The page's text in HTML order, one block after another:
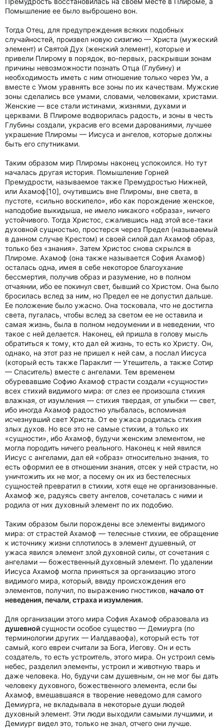
Помышление ее было выброшено вон.
Тогда Отец, для предупреждения всяких подобных
случайностей, произвел новую сизигию — Христа (мужеский
элемент) и Святой Дух (женский элемент), которые и
привели Плирому в порядок, во-первых, раскрывши зонам
причины невозможности познать Отца (Глубину) и
необходимость иметь с ним отношение только через Ум, а
вместе с Умом уравнять все зоны по их качествам. Мужские
зоны сделались все умами, словами, человеками, христами.
Женские — все стали истинами, жизнями, духами и
церквами. В Плироме водворилась радость, и зоны в честь
Глубины создали, украсив его всеми дарованиями, лучшее
украшение Плиромы — Иисуса и ангелов, которые должны
быть его спутниками.
Таким образом мир Плиромы наконец успокоился. Но тут
началась другая история. Помышление Горней
Премудрости, называемое также Премудростью Нижней,
или Ахамоф[10], очутившись вне Плиромы, вне света, в
пустоте, «сильно воскипело», ибо как порождение женское,
наподобие выкидыша, не имело никакого «образа», ничего
устойчивого. Тогда Христос, сжалившись над этой все-таки
духовной сущностью, простерся через Предел (называемый
в данном случае Крестом) и своей силой дал Ахамоф образ,
только без «знания». Затем Христос снова скрылся в
Плироме. Ахамоф (она также называется София Ахамоф)
осталась одна, имея в себе некоторое благоухание
бессмертия, получив образ и разумение, но в полном
отчаянии, ибо ее покинул свет, бывший со Христом. Она было
бросилась вслед за ним, но Предел ее не допустил дальше.
Ее положение было ужасно. Она тосковала, что не достигла
света, пугалась, чтобы вслед за светом ее не оставила и
самая жизнь, была в полном недоумении и в неведении, что
такое с ней делается. Наконец, ей пришла в голову мысль
обратиться к тому, кто дал ей жизнь, то есть ко Христу. Он,
однако, на этот раз не пришел к ней сам, а послал Иисуса
(который есть также Параклит — Утешитель, а также Сотир
— Спаситель) вместе с ангелами. Тем временем
обуревавшие Софию Ахамоф страсти создали «сущности»
всех стихий видимого мира: от слез ее произошла стихия
влажная, от изумления — стихия твердая, от улыбки — свет,
ибо иногда Ахамоф радостно улыбалась, вспоминая
исчезнувший свет Христа. От ее ужаса родилась стихия
злых духов. Но все это не самые стихии, а только их
«сущности», ибо Ахамоф, будучи женским элементом, не
могла породить ничего реального. Наконец к ней явился
Иисус с ангелами, дал ей «образ» относительно знания, то
есть оформил ее в отношении знания, отсек у ней страсти, но
уничтожить их не мог, а посему он их из бестелесных
сущностей превратил в стихии, хотя еще не организованные.
Ахамоф же, радуясь свету ангелов, сочеталась с ними и
родила от них духовный элемент по их подобию.
Таким образом были порождены все элементы видимого
мира: от страстей Ахамоф — телесные стихии, ее обращение
к источнику жизни сплотилось в элемент душевный, от
ужаса явился элемент злой духовной силы, от сочетания с
ангелами — божественный духовный элемент. По удалении
Иисуса Ахамоф могла приняться за организацию этого
видимого мира, который, ввиду происхождения его
элементов, получил, по выражению гностиков, начало от
неведения, печали, страха и изумления.
Для организации этого мира София Ахамоф образовала из
душевнойсущности особое существо — Демиурга (по
терминологии других — Иалдаваофа), который есть тот
самый, кого евреи считали за Бога, Иегову. Он и есть
создатель, то есть устроитель, этого мира. Он устроил семь
небес, разделил элементы, устроил и животную тварь и
даже человека. Но, будучи сам душевным, он не мог бы дать
человеку духовного, божественного элемента, если бы
Ахамоф, вмешавшаяся в творение неведомо для самого
Демиурга, не вкладывала в некоторые души людей
духовный элемент. Эти люди выходили самыми лучшими, и
Демиург видел это, только не знал, отчего они лучше.